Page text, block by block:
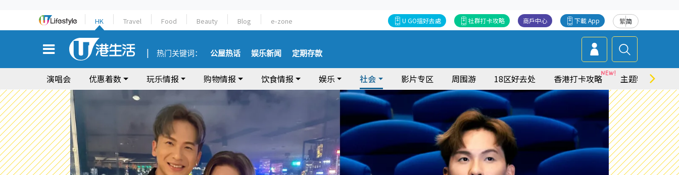
HK Travel Food Beauty Blog e-zone 繁简
下載 App
商戶中心
社群打卡攻略
U GO搵好去處
热门关键词： 公屋热话 娱乐新闻 定期存款
演唱会 优惠着数 玩乐情报 购物情报 饮食情报 娱乐 社会 影片专区 周围游 18区好去处 香港打卡攻略 主题特集